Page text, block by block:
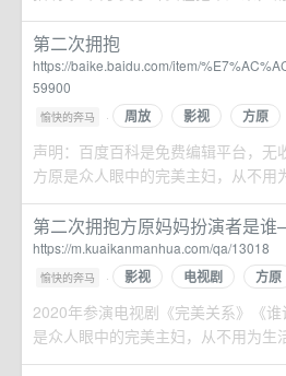
第二次拥抱
https://baike.baidu.com/item/
59900
愉快的奔马 · 周放 影视 方原
声明：百度百科是免费编辑平台，
方原是众人眼中的完美主妇，从不
第二次拥抱方原妈妈扮演者是谁
https://m.kuaikanmanhua.com/qa/13018
愉快的奔马 · 影视 电视剧 方原
2020年参演电视剧《完美关系》《
是众人眼中的完美主妇，从不用为